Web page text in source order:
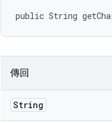
public String
傳回
String